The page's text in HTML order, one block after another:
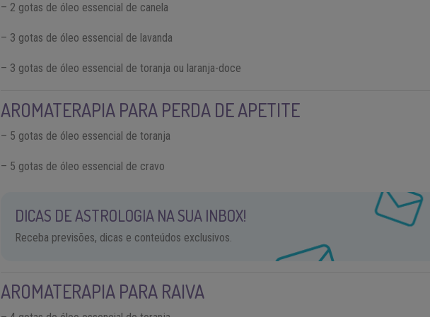
– 2 gotas de óleo essencial de canela
– 3 gotas de óleo essencial de lavanda
– 3 gotas de óleo essencial de toranja ou laranja-doce
AROMATERAPIA PARA PERDA DE APETITE
– 5 gotas de óleo essencial de toranja
– 5 gotas de óleo essencial de cravo
DICAS DE ASTROLOGIA NA SUA INBOX!
Receba previsões, dicas e conteúdos exclusivos.
AROMATERAPIA PARA RAIVA